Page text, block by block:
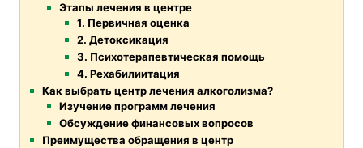
Этапы лечения в центре
1. Первичная оценка
2. Детоксикация
3. Психотерапевтическая помощь
4. Рехабилиитация
Как выбрать центр лечения алкоголизма?
Изучение программ лечения
Обсуждение финансовых вопросов
Преимущества обращения в центр